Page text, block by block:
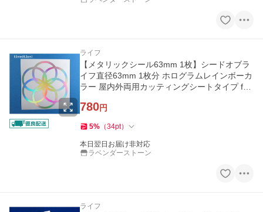
ライフ
【メタリックシール63mm 1枚】シードオブラ
イフ直径63mm 1枚分 ホログラムレインボーカ
ラー 屋内外両用カッティングシートタイプ fols
780円
5% （34pt）
本日翌日お届け非対応
ラベンダーストーン
ライフ